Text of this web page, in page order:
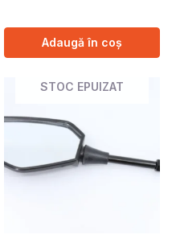
Adaugă în coș
STOC EPUIZAT